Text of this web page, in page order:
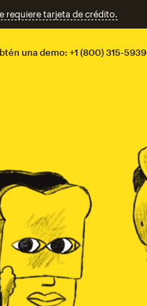
requiere tarjeta de crédito.
una demo: +1 (800) 315-5939